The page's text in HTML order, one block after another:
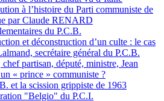
à l’histoire du Parti communiste de
par Claude RENARD
du P.C.B.
et déconstruction d’un culte : le cas
secrétaire général du P.C.B.
partisan, député, ministre, Jean
« prince » communiste ?
et la scission grippiste de 1963
"Belgio" du P.C.I.